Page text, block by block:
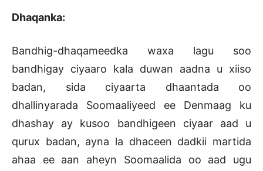
Dhaqanka:
Bandhig-dhaqameedka waxa lagu soo
bandhigay ciyaaro kala duwan aadna u xiiso
badan, sida ciyaarta dhaantada oo
dhallinyarada Soomaaliyeed ee Denmaag ku
dhashay ay kusoo bandhigeen ciyaar aad u
qurux badan, ayna la dhaceen dadkii martida
ahaa ee aan aheyn Soomaalida oo aad ugu